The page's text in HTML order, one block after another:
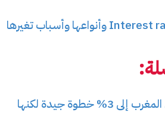
رفع سعر الفائدة في المغرب إلى 3% خطوة جيدة لكنها